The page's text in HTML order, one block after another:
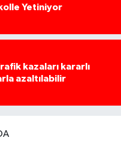
Yetiniyor
kazaları kararlı
azaltılabilir